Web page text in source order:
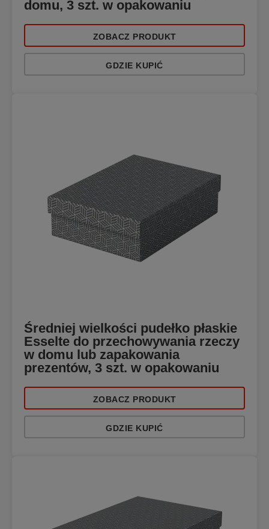
domu, 3 szt. w opakowaniu
ZOBACZ PRODUKT
GDZIE KUPIĆ
Średniej wielkości pudełko płaskie
Esselte do przechowywania rzeczy
w domu lub zapakowania
prezentów, 3 szt. w opakowaniu
ZOBACZ PRODUKT
GDZIE KUPIĆ